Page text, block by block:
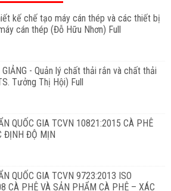
kế chế tạo máy cán thép và các thiết bị
cán thép (Đỗ Hữu Nhơn) Full
- Quản lý chất thải rắn và chất thải
Tưởng Thị Hội) Full
QUỐC GIA TCVN 10821:2015 CÀ PHÊ
ĐỊNH ĐỘ MỊN
QUỐC GIA TCVN 9723:2013 ISO
CÀ PHÊ VÀ SẢN PHẨM CÀ PHÊ – XÁC